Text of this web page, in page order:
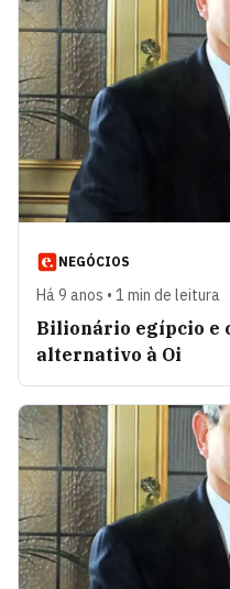
NEGÓCIOS
Há 9 anos • 1 min de leitura
Bilionário egípcio e
alternativo à Oi